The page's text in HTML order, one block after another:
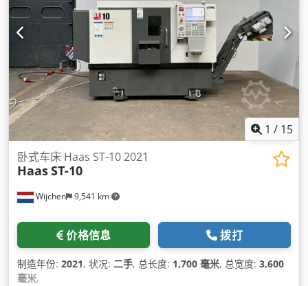
1 / 15
Wijchen 9,541 km
卧式车床 Haas ST-10 2021
HaasST-10
价格信息 拨打
制造年份: 2021, 状况: 二手, 总长度: 1,700 毫米, 总宽度: 3,600
毫米,